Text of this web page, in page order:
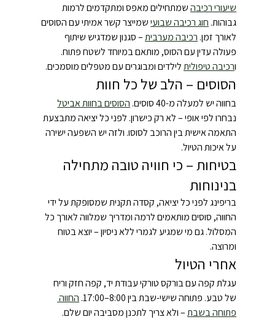
שיעורי רכיבה שמתחילים מאפס ומתקדמים לרמות
גבוהות. חוג רכיבה שבועי שמייצר קשר אמיתי עם הסוסים
לאורך זמן. רכיבה מערבית – סגנון שמדגיש שיתוף
פעולה עדין עם הסוס, מותאם במיוחד לשטח פתוח.
ורכיבה טיפולית לילדים ומבוגרים עם מטפלים מוסמכים.
הסוסים – הלב של כל חוות
בחווה יש למעלה מ-40 סוסים.
הסוסים בחוות אביטל
נבחרו לפי אופי – לא רק כישרון. לפני כל יציאה מתבצעת
התאמה אישית בין הרוכב לסוסו. ולזה יש השפעה ישירה
על איכות הטיול.
בטיחות – כי חוויה טובה מתחילה
בנינוחות
בריפינג לפני כל יציאה, קסדה תקנית שמסופקת על ידי
החווה, סוסים מותאמים לרמה ומדריך שמלווה לאורך כל
המסלול. גם מי שמגיע לגמרי ללא ניסיון – יוצא בטוח
ומרוצה.
אחרי הטיול
עגלת קפה עם בורקס טורקי עבודת יד, קפה חזק וריח
של טבע. פתוחה שישי-שבת בין 8:00–17:00.
החווה
פתוחה בשבת – ולא צריך לתכנן מסביבה יום שלם.